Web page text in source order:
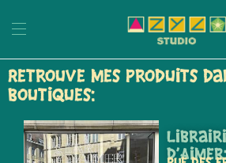
Retrouve mes produits
boutiques: